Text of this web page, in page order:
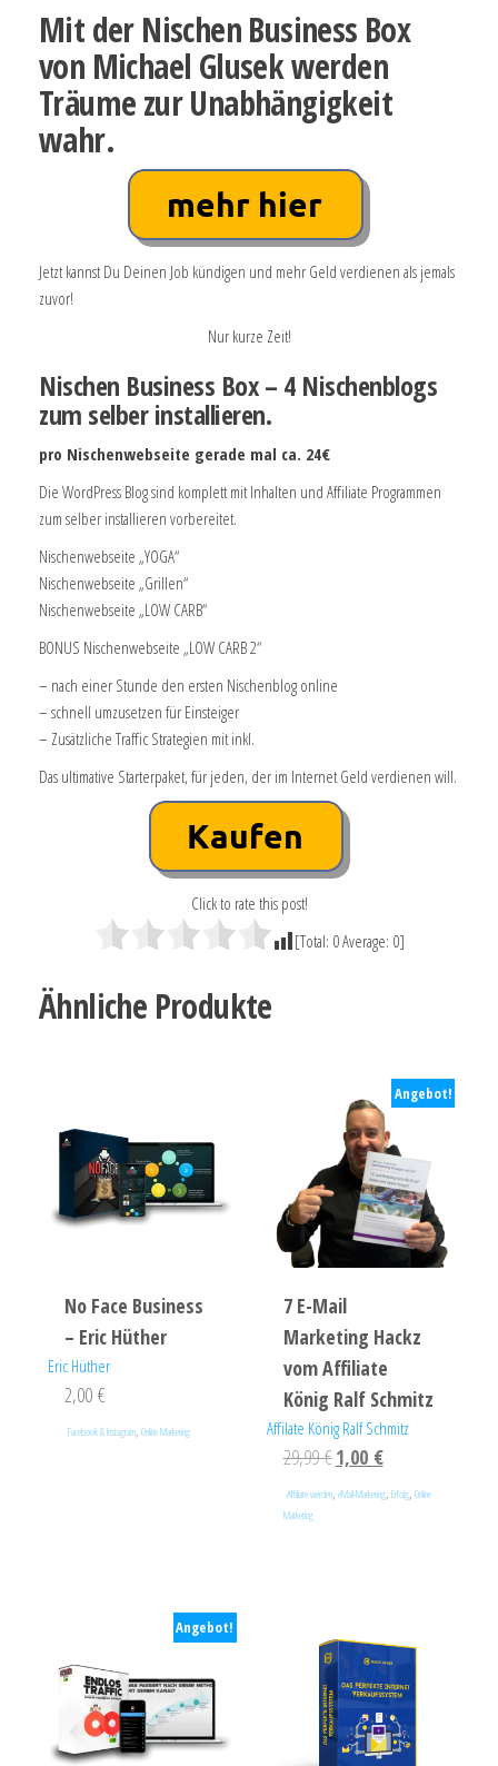
Mit der Nischen Business Box
von Michael Glusek werden
Träume zur Unabhängigkeit
wahr.
Jetzt kannst Du Deinen Job kündigen und mehr Geld verdienen als jemals
zuvor!
Nur kurze Zeit!
Nischen Business Box – 4 Nischenblogs
zum selber installieren.
pro Nischenwebseite gerade mal ca. 24€
Die WordPress Blog sind komplett mit Inhalten und Affiliate Programmen
zum selber installieren vorbereitet.
Nischenwebseite „YOGA“
Nischenwebseite „Grillen“
Nischenwebseite „LOW CARB“
BONUS Nischenwebseite „LOW CARB 2“
– nach einer Stunde den ersten Nischenblog online
– schnell umzusetzen für Einsteiger
– Zusätzliche Traffic Strategien mit inkl.
Das ultimative Starterpaket, für jeden, der im Internet Geld verdienen will.
Click to rate this post!
[Total: 0Average: 0]
Ähnliche Produkte
No Face Business
– Eric Hüther
Eric Hüther
2,00 €
Facebook & Instagram, Online Marketing
Angebot!
7 E-Mail
Marketing Hackz
vom Affiliate
König Ralf Schmitz
Affilate König Ralf Schmitz
29,99€1,00 €
Affiliate werden, eMail-Marketing, Erfolg, Online
Marketing
Angebot!